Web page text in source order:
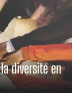
diversité en